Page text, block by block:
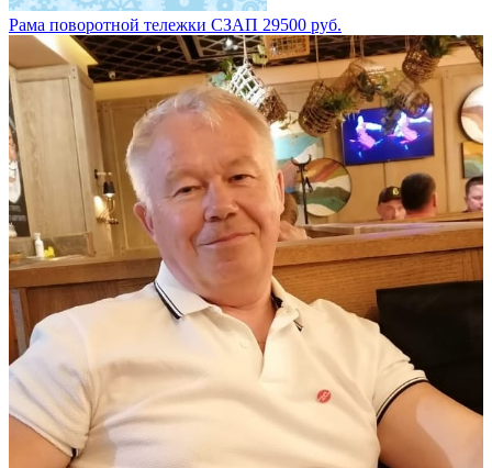
Рама поворотной тележки СЗАП 29500 руб.